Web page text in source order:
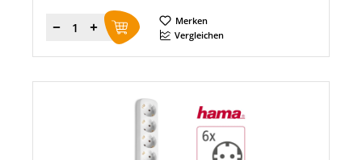
Menge
Merken
Vergleichen